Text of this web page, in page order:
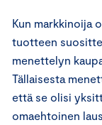
Kun markkinoija
tuotteen
menettelyn
Tällaisesta
että se olisi
omaehtoinen